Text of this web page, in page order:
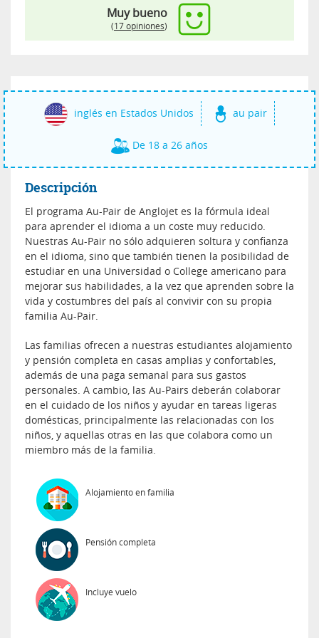
Muy bueno
(17 opiniones)
inglés en Estados Unidos au pair
De 18 a 26 años
Descripción
El programa Au-Pair de Anglojet es la fórmula ideal
para aprender el idioma a un coste muy reducido.
Nuestras Au-Pair no sólo adquieren soltura y confianza
en el idioma, sino que también tienen la posibilidad de
estudiar en una Universidad o College americano para
mejorar sus habilidades, a la vez que aprenden sobre la
vida y costumbres del país al convivir con su propia
familia Au-Pair.
Las familias ofrecen a nuestras estudiantes alojamiento
y pensión completa en casas amplias y confortables,
además de una paga semanal para sus gastos
personales. A cambio, las Au-Pairs deberán colaborar
en el cuidado de los niños y ayudar en tareas ligeras
domésticas, principalmente las relacionadas con los
niños, y aquellas otras en las que colabora como un
miembro más de la familia.
Alojamiento en familia
Pensión completa
Incluye vuelo